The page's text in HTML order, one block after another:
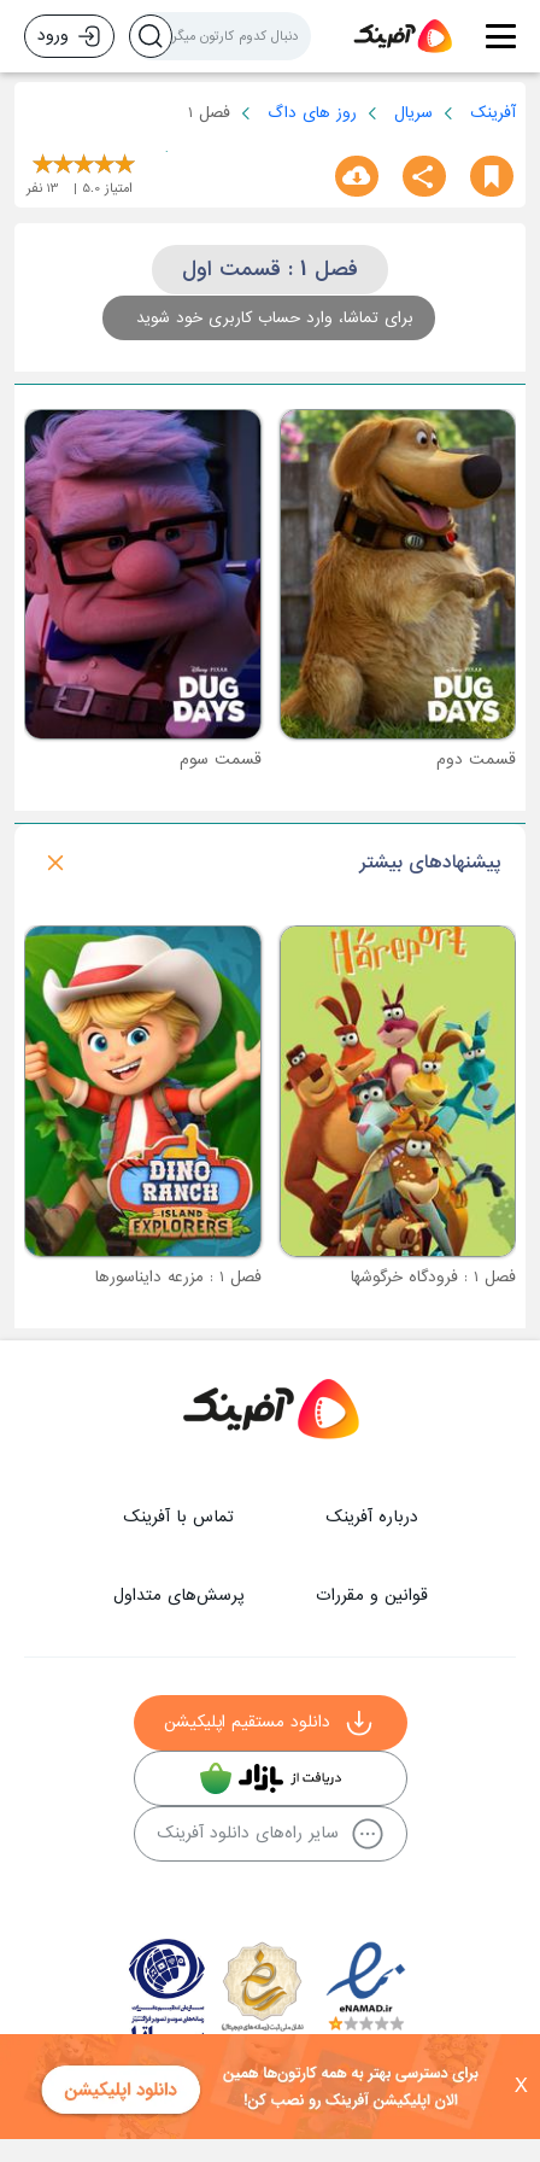
X
ورود
آفرینک سریال روز های داگ فصل 1
امتیاز 5.0
13 نفر
فصل 1 : قسمت اول
برای تماشا، وارد حساب کاربری خود شوید
قسمت سوم
قسمت چهارم
پیشنهادهای بیشتر
فصل 1 : مزرعه دایناسورها
فصل 3 : فرفره انفجاری
درباره آفرینک تماس با آفرینک
قوانین و مقررات پرسش‌های متداول
دانلود مستقیم اپلیکیشن
سایر راه‌های دانلود آفرینک
کلیه حقوق این سایت به شرکت توسعه فناوی هفت آسمان توکان تعلق دارد و